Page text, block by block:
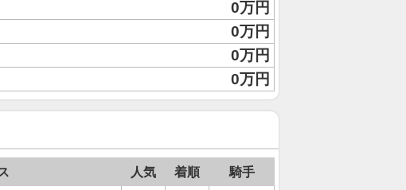
0万円
0万円
0万円
0万円
人気 着順 騎手